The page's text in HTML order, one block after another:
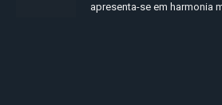
apresenta-se em harmonia